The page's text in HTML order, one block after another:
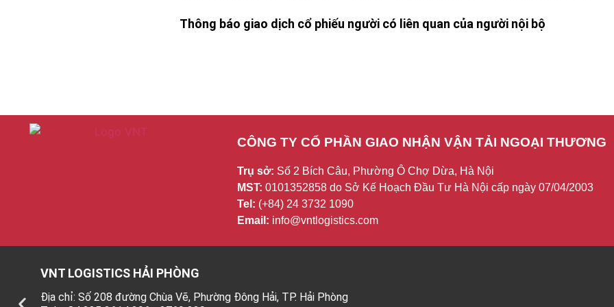
Thông báo giao dịch cổ phiếu người có liên quan của người nội bộ
CÔNG TY CỔ PHẦN GIAO NHẬN VẬN TẢI NGOẠI THƯƠNG
Trụ sở: Số 2 Bích Câu, Phường Ô Chợ Dừa, Hà Nội
MST: 0101352858 do Sở Kế Hoạch Đầu Tư Hà Nội cấp ngày 07/04/2003
Tel: (+84) 24 3732 1090
Email: info@vntlogistics.com
VNT LOGISTICS HẢI PHÒNG
Địa chỉ: Số 208 đường Chùa Vẽ, Phường Đông Hải, TP. Hải Phòng